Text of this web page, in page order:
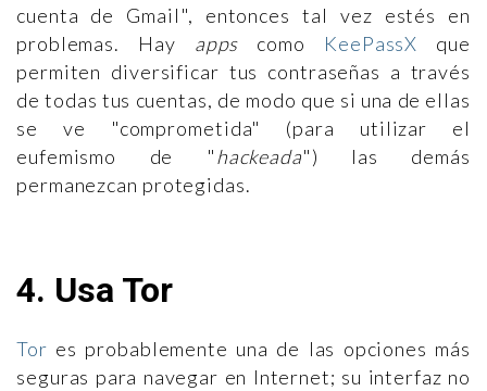
cuenta de Gmail", entonces tal vez estés en
problemas. Hay apps como KeePassX que
permiten diversificar tus contraseñas a través
de todas tus cuentas, de modo que si una de ellas
se ve "comprometida" (para utilizar el
eufemismo de "hackeada") las demás
permanezcan protegidas.
4. Usa Tor
Tor es probablemente una de las opciones más
seguras para navegar en Internet; su interfaz no